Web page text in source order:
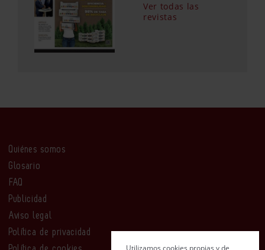
Ver todas las
revistas
Quiénes somos
Glosario
FAQ
Publicidad
Aviso legal
Política de privacidad
Utilizamos cookies propias y de